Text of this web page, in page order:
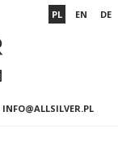
INFO@ALLSILVER.PL
PL EN DE